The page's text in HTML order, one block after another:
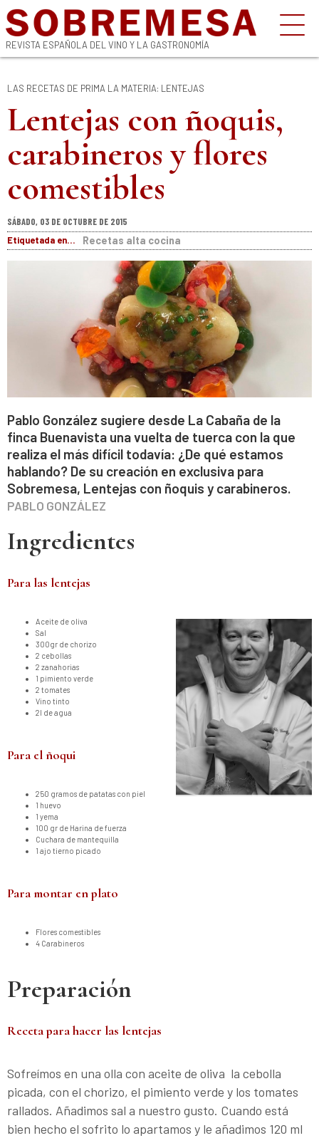
REVISTA ESPAÑOLA DEL VINO Y LA GASTRONOMÍA
LAS RECETAS DE PRIMA LA MATERIA: LENTEJAS
Lentejas con ñoquis,
carabineros y flores
comestibles
SÁBADO, 03 DE OCTUBRE DE 2015
Etiquetada en...
Recetas alta cocina
Pablo González sugiere desde La Cabaña de la
finca Buenavista una vuelta de tuerca con la que
realiza el más difícil todavía: ¿De qué estamos
hablando? De su creación en exclusiva para
Sobremesa, Lentejas con ñoquis y carabineros.
PABLO GONZÁLEZ
Ingredientes
Para las lentejas
Aceite de oliva
Sal
300gr de chorizo
2 cebollas
2 zanahorias
1 pimiento verde
2 tomates
Vino tinto
2l de agua
Para el ñoqui
250 gramos de patatas con piel
1 huevo
1 yema
100 gr de Harina de fuerza
Cuchara de mantequilla
1 ajo tierno picado
Para montar en plato
Flores comestibles
4 Carabineros
Preparación
Receta para hacer las lentejas
Sofreímos en una olla con aceite de oliva la cebolla
picada, con el chorizo, el pimiento verde y los tomates
rallados. Añadimos sal a nuestro gusto. Cuando está
bien hecho el sofrito lo apartamos y le añadimos 120 ml